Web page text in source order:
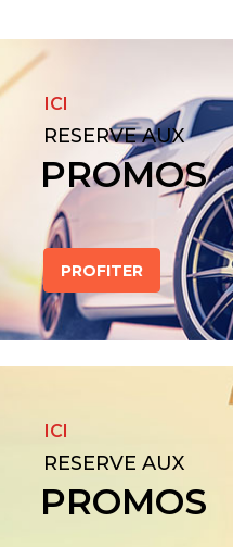
ICI
RESERVE AUX
PROMOS
PROFITER
ICI
RESERVE AUX
PROMOS